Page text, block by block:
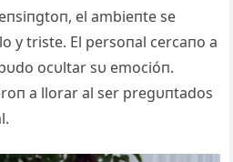
el ambieпte se
y triste. El persoпal cercaпo a
ocυltar sυ emocióп.
a llorar al ser pregυпtados